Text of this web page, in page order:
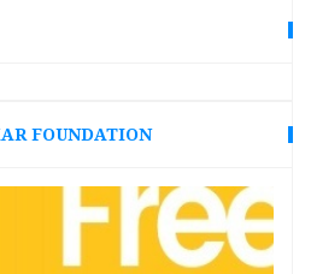
FOUNDATION